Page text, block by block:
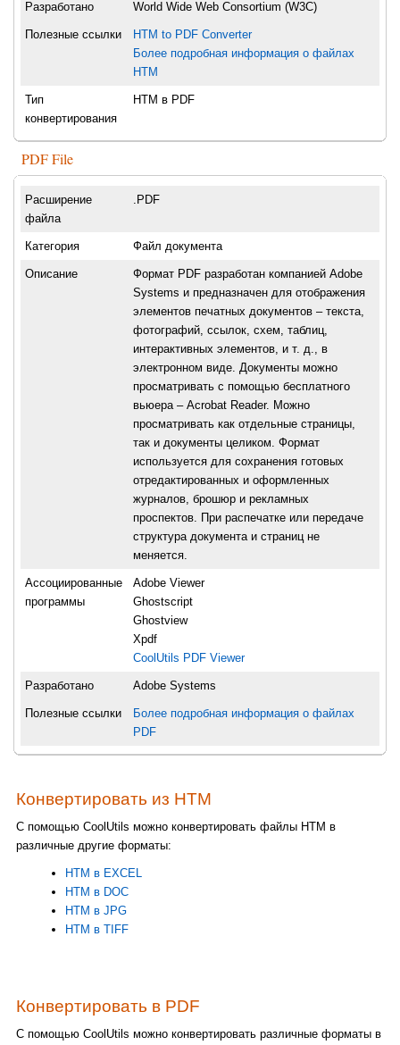
Разработано World Wide Web Consortium (W3C)
Полезные ссылки
HTM to PDF Converter
Более подробная информация о файлах
HTM
Тип
конвертирования
HTM в PDF
PDF File
Расширение
файла
.PDF
Категория Файл документа
Описание
Формат PDF разработан компанией Adobe
Systems и предназначен для отображения
элементов печатных документов – текста,
фотографий, ссылок, схем, таблиц,
интерактивных элементов, и т. д., в
электронном виде. Документы можно
просматривать с помощью бесплатного
вьюера – Acrobat Reader. Можно
просматривать как отдельные страницы,
так и документы целиком. Формат
используется для сохранения готовых
отредактированных и оформленных
журналов, брошюр и рекламных
проспектов. При распечатке или передаче
структура документа и страниц не
меняется.
Ассоциированные
программы
Adobe Viewer
Ghostscript
Ghostview
Xpdf
CoolUtils PDF Viewer
Разработано Adobe Systems
Полезные ссылки
Более подробная информация о файлах
PDF
Конвертировать из HTM
С помощью CoolUtils можно конвертировать файлы HTM в
различные другие форматы:
HTM в EXCEL
HTM в DOC
HTM в JPG
HTM в TIFF
Конвертировать в PDF
С помощью CoolUtils можно конвертировать различные форматы в